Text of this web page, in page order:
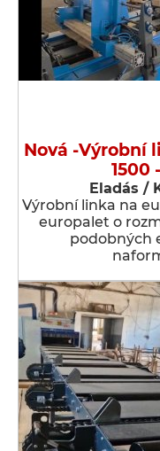
Nová -Výrobní
1500
Eladás /
Výrobní linka na
europalet o
podobných